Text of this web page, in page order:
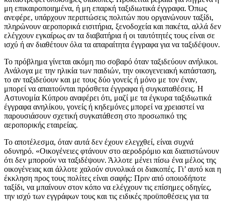
μη επικαιροποιημένα, ή μη επαρκή ταξιδιωτικά έγγραφα. Όπως
ανεφέρε, υπάρχουν περιπτώσεις πολιτών που οργανώνουν ταξίδι,
πληρώνουν αεροπορικά εισιτήρια, ξενοδοχεία και πακέτα, αλλά δεν
ελέγχουν εγκαίρως αν τα διαβατήρια ή οι ταυτότητές τους είναι σε
ισχύ ή αν διαθέτουν όλα τα απαραίτητα έγγραφα για να ταξιδέψουν.
Το πρόβλημα γίνεται ακόμη πιο σοβαρό όταν ταξιδεύουν ανήλικοι.
Ανάλογα με την ηλικία των παιδιών, την οικογενειακή κατάσταση,
το αν ταξιδεύουν και με τους δύο γονείς ή μόνο με τον έναν,
μπορεί να απαιτούνται πρόσθετα έγγραφα ή συγκαταθέσεις. Η
Αστυνομία Κύπρου αναφέρει ότι, μαζί με τα έγκυρα ταξιδιωτικά
έγγραφα ανηλίκου, γονείς ή κηδεμόνες μπορεί να χρειαστεί να
παρουσιάσουν σχετική συγκατάθεση στο προσωπικό της
αεροπορικής εταιρείας.
Το αποτέλεσμα, όταν αυτά δεν έχουν ελεγχθεί, είναι συχνά
οδυνηρό. «Οικογένειες φτάνουν στο αεροδρόμιο και διαπιστώνουν
ότι δεν μπορούν να ταξιδέψουν. Άλλοτε μένει πίσω ένα μέλος της
οικογένειας και άλλοτε χαλούν συνολικά οι διακοπές. Γι’ αυτό και η
έκκληση προς τους πολίτες είναι σαφής: Πριν από οποιοδήποτε
ταξίδι, να μπαίνουν στον κόπο να ελέγχουν τις επίσημες οδηγίες,
την ισχύ των εγγράφων τους και τις ειδικές προϋποθέσεις για τα